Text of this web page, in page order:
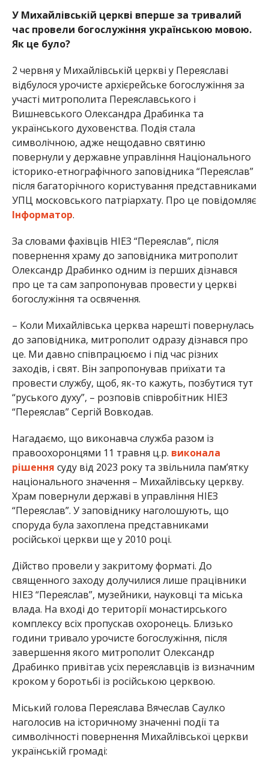
У Михайлівській церкві вперше за тривалий
час провели богослужіння українською мовою.
Як це було?
2 червня у Михайлівській церкві у Переяславі
відбулося урочисте архієрейське богослужіння за
участі митрополита Переяславського і
Вишневського Олександра Драбинка та
українського духовенства. Подія стала
символічною, адже нещодавно святиню
повернули у державне управління Національного
історико-етнографічного заповідника “Переяслав”
після багаторічного користування представниками
УПЦ московського патріархату. Про це повідомляє
Інформатор.
За словами фахівців НІЕЗ “Переяслав”, після
повернення храму до заповідника митрополит
Олександр Драбинко одним із перших дізнався
про це та сам запропонував провести у церкві
богослужіння та освячення.
– Коли Михайлівська церква нарешті повернулась
до заповідника, митрополит одразу дізнався про
це. Ми давно співпрацюємо і під час різних
заходів, і свят. Він запропонував приїхати та
провести службу, щоб, як-то кажуть, позбутися тут
“руського духу”, – розповів співробітник НІЕЗ
“Переяслав” Сергій Вовкодав.
Нагадаємо, що виконавча служба разом із
правоохоронцями 11 травня ц.р. виконала
рішення суду від 2023 року та звільнила пам’ятку
національного значення – Михайлівську церкву.
Храм повернули державі в управління НІЕЗ
“Переяслав”. У заповіднику наголошують, що
споруда була захоплена представниками
російської церкви ще у 2010 році.
Дійство провели у закритому форматі. До
священного заходу долучилися лише працівники
НІЕЗ “Переяслав”, музейники, науковці та міська
влада. На вході до території монастирського
комплексу всіх пропускав охоронець. Близько
години тривало урочисте богослужіння, після
завершення якого митрополит Олександр
Драбинко привітав усіх переяславців із визначним
кроком у боротьбі із російською церквою.
Міський голова Переяслава Вячеслав Саулко
наголосив на історичному значенні події та
символічності повернення Михайлівської церкви
українській громаді: